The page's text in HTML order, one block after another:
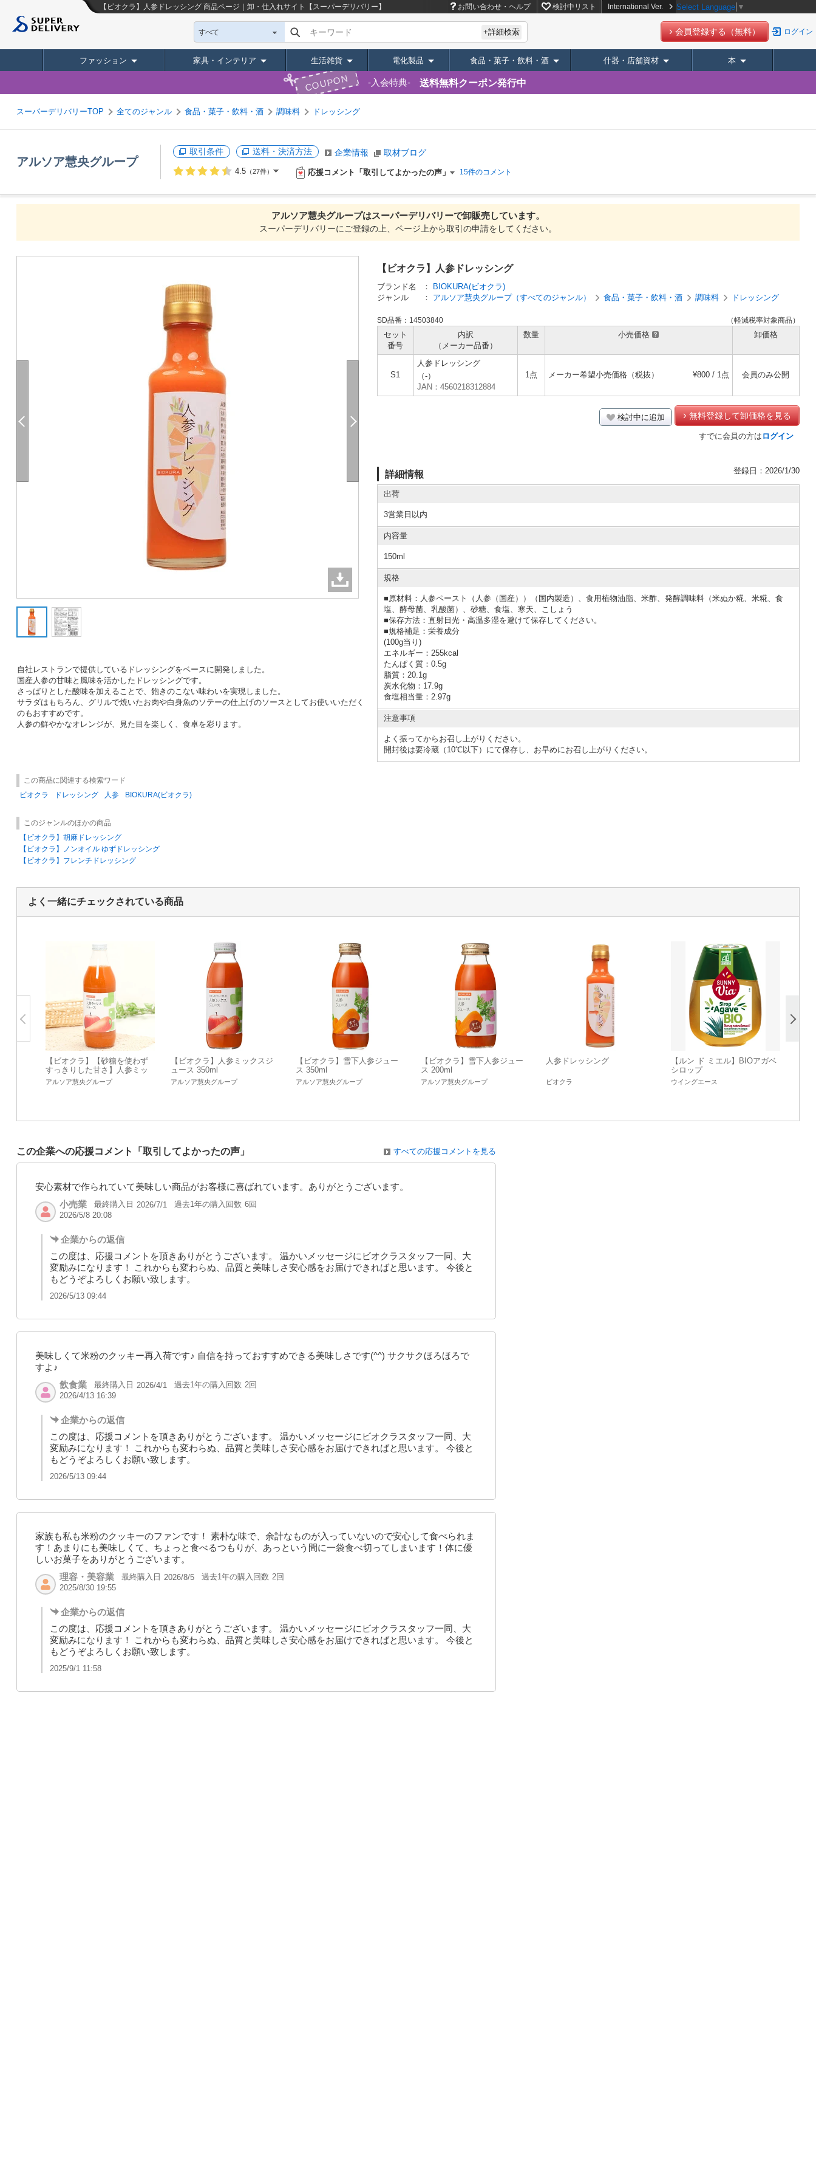
【ビオクラ】人参ドレッシング 商品ページ｜卸・仕入れサイト【スーパーデリバリー】 お問い合わせ・ヘルプ 検討中リスト International Ver. Select Language ▼
すべて キーワード +詳細検索 会員登録する（無料） ログイン
ファッション 家具・インテリア 生活雑貨 電化製品 食品・菓子・飲料・酒 什器・店舗資材 本
COUPON 入会特典 送料無料クーポン発行中
スーパーデリバリーTOP 全てのジャンル 食品・菓子・飲料・酒 調味料 ドレッシング
アルソア慧央グループ
取引条件 送料・決済方法 企業情報 取材ブログ
4.5 （27件） 応援コメント「取引してよかったの声」 15件のコメント
アルソア慧央グループはスーパーデリバリーで卸販売しています。
スーパーデリバリーにご登録の上、ページ上から取引の申請をしてください。
自社レストランで提供しているドレッシングをベースに開発しました。
国産人参の甘味と風味を活かしたドレッシングです。
さっぱりとした酸味を加えることで、飽きのこない味わいを実現しました。
サラダはもちろん、グリルで焼いたお肉や白身魚のソテーの仕上げのソースとしてお使いいただく
のもおすすめです。
人参の鮮やかなオレンジが、見た目を楽しく、食卓を彩ります。
【ビオクラ】人参ドレッシング
ブランド名 ：
BIOKURA(ビオクラ)
ジャンル
： アルソア慧央グループ（すべてのジャンル） 食品・菓子・飲料・酒 調味料 ドレッシング
（軽減税率対象商品）
SD品番：14503840
セット
番号
内訳
（メーカー品番）
数量 小売価格 卸価格
S1
人参ドレッシング
（-）
JAN：4560218312884
1点 メーカー希望小売価格（税抜） ¥800 / 1点 会員のみ公開
検討中に追加 無料登録して卸価格を見る
すでに会員の方は ログイン
詳細情報 登録日：2026/1/30
出荷
3営業日以内
内容量
150ml
規格
■ 原材料：人参ペースト（人参（国産））（国内製造）、食用植物油脂、米酢、発酵調味料（米ぬか糀、米糀、食
塩、酵母菌、乳酸菌）、砂糖、食塩、寒天、こしょう
■保存方法：直射日光・高温多湿を避けて保存してください。
■規格補足：栄養成分
(100g当り)
エネルギー：255kcal
たんぱく質：0.5g
脂質：20.1g
炭水化物：17.9g
食塩相当量：2.97g
注意事項
よく振ってからお召し上がりください。
開封後は要冷蔵（10℃以下）にて保存し、お早めにお召し上がりください。
この商品に関連する検索ワード
ビオクラ
ドレッシング 人参 BIOKURA(ビオクラ)
このジャンルのほかの商品
【ビオクラ】胡麻ドレッシング
【ビオクラ】ノンオイル ゆずドレッシング
【ビオクラ】フレンチドレッシング
よく一緒にチェックされている商品
【ビオクラ】【砂糖を使わず
すっきりした甘さ】人参ミッ
クスジュース 1000ml 【生産
国：日本】
アルソア慧央グループ
【ビオクラ】人参ミックスジ
ュース 350ml
アルソア慧央グループ
【ビオクラ】雪下人参ジュー
ス 350ml
アルソア慧央グループ
【ビオクラ】雪下人参ジュー
ス 200ml
アルソア慧央グループ
人参ドレッシング
ビオクラ
【ルン ド ミエル】BIOアガベ
シロップ
ウイングエース
この企業への応援コメント「取引してよかったの声」 すべての応援コメントを見る
安心素材で作られていて美味しい商品がお客様に喜ばれています。ありがとうございます。
小売業
最終購入日 2026/7/1 過去1年の購入回数 6回
2026/5/8 20:08
企業からの返信
この度は、応援コメントを頂きありがとうございます。 温かいメッセージにビオクラスタッフ一同、大
変励みになります！ これからも変わらぬ、品質と美味しさ安心感をお届けできればと思います。 今後と
もどうぞよろしくお願い致します。
2026/5/13 09:44
美味しくて米粉のクッキー再入荷です♪ 自信を持っておすすめできる美味しさです(^^) サクサクほろほろで
すよ♪
飲食業
最終購入日 2026/4/1 過去1年の購入回数 2回
2026/4/13 16:39
企業からの返信
この度は、応援コメントを頂きありがとうございます。 温かいメッセージにビオクラスタッフ一同、大
変励みになります！ これからも変わらぬ、品質と美味しさ安心感をお届けできればと思います。 今後と
もどうぞよろしくお願い致します。
2026/5/13 09:44
家族も私も米粉のクッキーのファンです！ 素朴な味で、余計なものが入っていないので安心して食べられま
す！あまりにも美味しくて、ちょっと食べるつもりが、あっという間に一袋食べ切ってしまいます！体に優
しいお菓子をありがとうございます。
理容・美容業
最終購入日 2026/8/5 過去1年の購入回数 2回
2025/8/30 19:55
企業からの返信
この度は、応援コメントを頂きありがとうございます。 温かいメッセージにビオクラスタッフ一同、大
変励みになります！ これからも変わらぬ、品質と美味しさ安心感をお届けできればと思います。 今後と
もどうぞよろしくお願い致します。
2025/9/1 11:58